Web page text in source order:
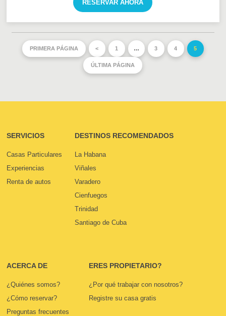
RESERVAR AHORA
PRIMERA PÁGINA < 1 … 3 4 5
ÚLTIMA PÁGINA
SERVICIOS
Casas Particulares
Experiencias
Renta de autos
DESTINOS RECOMENDADOS
La Habana
Viñales
Varadero
Cienfuegos
Trinidad
Santiago de Cuba
ACERCA DE
¿Quiénes somos?
¿Cómo reservar?
Preguntas frecuentes
ERES PROPIETARIO?
¿Por qué trabajar con nosotros?
Registre su casa gratis